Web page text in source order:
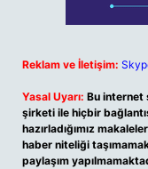
Reklam ve İletişim:
Yasal Uyarı: Bu internet
şirketi ile hiçbir
hazırladığımız
haber niteliği
paylaşım